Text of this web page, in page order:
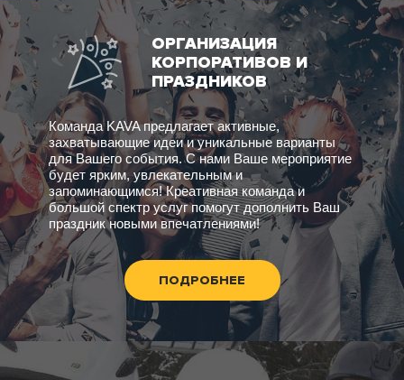
ОРГАНИЗАЦИЯ
КОРПОРАТИВОВ И
ПРАЗДНИКОВ
Команда KAVA предлагает активные,
захватывающие идеи и уникальные варианты
для Вашего события. С нами Ваше мероприятие
будет ярким, увлекательным и
запоминающимся! Креативная команда и
большой спектр услуг помогут дополнить Ваш
праздник новыми впечатлениями!
ПОДРОБНЕЕ